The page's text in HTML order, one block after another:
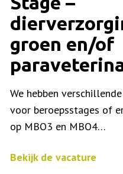
groen en/of
We hebben
voor beroepsstages of
op MBO3 en MBO4…
Bekijk de vacature